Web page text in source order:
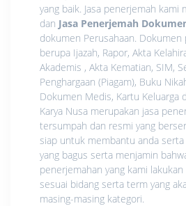
yang baik. Jasa penerjemah kami
dan Jasa Penerjemah
dokumen Perusahaan. Dokumen
berupa Ijazah, Rapor, Akta
Akademis , Akta Kematian, SIM,
Penghargaan (Piagam), Buku
Dokumen Medis, Kartu Keluarga
Karya Nusa merupakan jasa
tersumpah dan resmi yang
siap untuk membantu anda
yang bagus serta menjamin
penerjemahan yang kami
sesuai bidang serta term yang
masing-masing kategori.